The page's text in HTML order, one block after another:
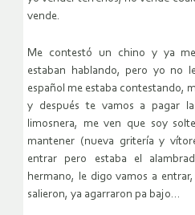
vende.
Me contestó un chino y ya
estaban hablando, pero yo no
español me estaba contestando,
y después te vamos a pagar
limosnera, me ven que soy
mantener (nueva gritería y
entrar pero estaba el
hermano, le digo vamos a
salieron, ya agarraron pa bajo…